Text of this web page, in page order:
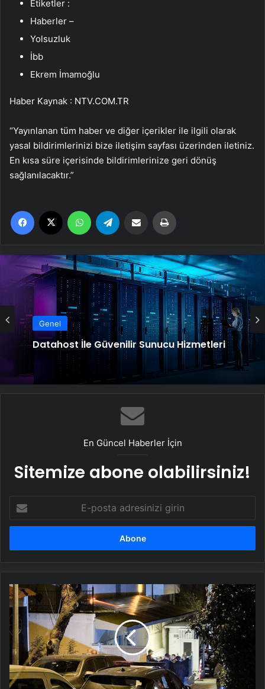
Etiketler :
Haberler –
Yolsuzluk
İbb
Ekrem İmamoğlu
Haber Kaynak : NTV.COM.TR
“Yayınlanan tüm haber ve diğer içerikler ile ilgili olarak
yasal bildirimlerinizi bize iletişim sayfası üzerinden iletiniz.
En kısa süre içerisinde bildirimlerinize geri dönüş
sağlanılacaktır.”
Facebook WhatsApp Email'den paylaş
Genel
Datahost İle Güvenilir Sunucu Hizmetleri
En Güncel Haberler İçin
Sitemize abone olabilirsiniz!
posta
adresinizi
İstanbul'da
Irak
Konsolosluğu'na
silahlı
saldırı